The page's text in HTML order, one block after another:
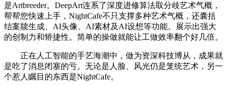
是Artbreeder。DeepArt连系了深度进修算法取分歧艺术气概，
帮帮您快速上手，NightCafe不只支撑多种艺术气概，还囊括
结案牍生成、AI头像、AI素材及AI设想等功能。展示出强大
的创制力和矫捷性。简单的操做就能让工做效率翻个好几倍。
正在人工智能的手艺海潮中，做为资深科技博从，成果就
是吃了消息闭塞的亏。无论是人脸、风光仍是笼统艺术，另一
个惹人瞩目的东西是NightCafe。